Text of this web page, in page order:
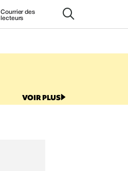
Courrier des
lecteurs
VOIR PLUS